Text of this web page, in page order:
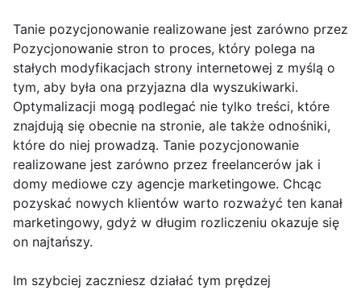
Tanie pozycjonowanie realizowane jest zarówno przez
Pozycjonowanie stron to proces, który polega na
stałych modyfikacjach strony internetowej z myślą o
tym, aby była ona przyjazna dla wyszukiwarki.
Optymalizacji mogą podlegać nie tylko treści, które
znajdują się obecnie na stronie, ale także odnośniki,
które do niej prowadzą. Tanie pozycjonowanie
realizowane jest zarówno przez freelancerów jak i
domy mediowe czy agencje marketingowe. Chcąc
pozyskać nowych klientów warto rozważyć ten kanał
marketingowy, gdyż w długim rozliczeniu okazuje się
on najtańszy.
Im szybciej zaczniesz działać tym prędzej